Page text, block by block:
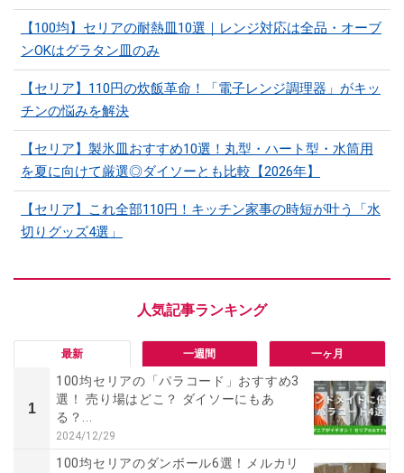
【100均】セリアの耐熱皿10選｜レンジ対応は全品・オーブ
ンOKはグラタン皿のみ
【セリア】110円の炊飯革命！「電子レンジ調理器」がキッ
チンの悩みを解決
【セリア】製氷皿おすすめ10選！丸型・ハート型・水筒用
を夏に向けて厳選◎ダイソーとも比較【2026年】
【セリア】これ全部110円！キッチン家事の時短が叶う「水
切りグッズ4選」
最新 一週間 一ヶ月
1
100均セリアの「パラコード」おすすめ3
選！ 売り場はどこ？ ダイソーにもあ
る？...
2024/12/29
100均セリアのダンボール6選！メルカリ